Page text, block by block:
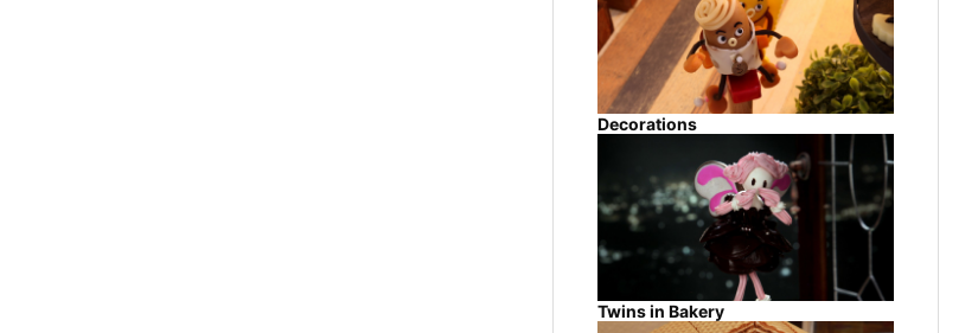
Decorations
Twins in Bakery